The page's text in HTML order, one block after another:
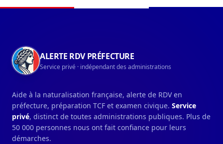
ALERTE RDV PRÉFECTURE
Service privé · indépendant des administrations
Aide à la naturalisation française, alerte de RDV en
préfecture, préparation TCF et examen civique. Service
privé, distinct de toutes administrations publiques. Plus de
50 000 personnes nous ont fait confiance pour leurs
démarches.